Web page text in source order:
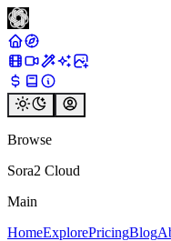
Browse
Sora2 Cloud
Main
HomeExplorePricingBlog